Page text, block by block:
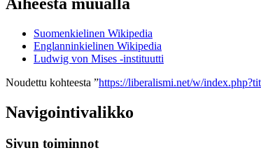
Suomenkielinen Wikipedia
Englanninkielinen Wikipedia
Ludwig von Mises -instituutti
Noudettu kohteesta ”https://liberalismi.net/w/
Navigointivalikko
Sivun toiminnot